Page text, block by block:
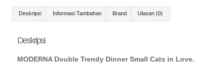
Deskripsi Informasi Tambahan Brand Ulasan (0)
Deskripsi
MODERNA Double Trendy Dinner Small Cats in Love.